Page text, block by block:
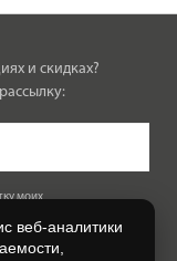
и скидках?
моих
веб-аналитики